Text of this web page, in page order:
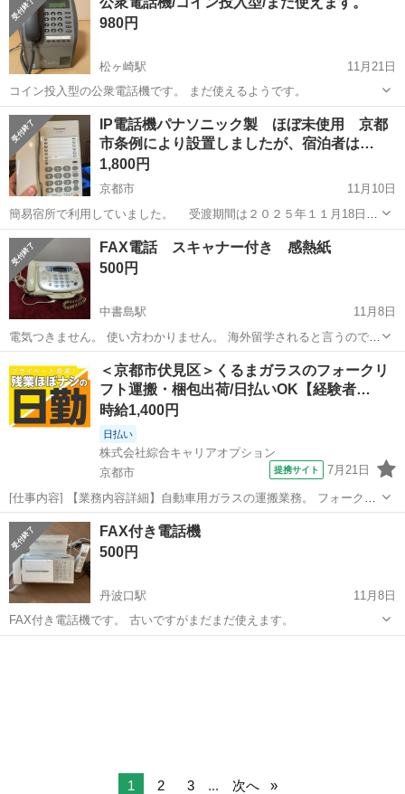
980円
松ヶ崎駅
11月21日
コイン投入型の公衆電話機です。 まだ使えるようです。
京都 京都市 松ヶ崎駅 電話、ＦＡＸ 公衆電話
IP電話機パナソニック製 ほぼ未使用 京都
市条例により設置しましたが、宿泊者は…
1,800円
京都市
11月10日
簡易宿所で利用していました。 受渡期間は２０２５年１１月18日か
ら１１月20日です。時刻は調整させて頂く可能性があります。 受渡場
所は南区東九条南松ノ木町で、河原町通りから路地入って10M程で
す。車両進入・駐車は往...
京都 京都市 電話、ＦＡＸ IP電話
FAX電話 スキャナー付き 感熱紙
500円
中書島駅
11月8日
電気つきません。 使い方わかりません。 海外留学されると言うので、
5000円で買い取りましたが、使う機会がなく出品します。 感熱紙代金
と基盤をバラして売れるらしいのですが、詳しい方どうぞよろしくお
願いします!
中書島駅 電話、ＦＡＸ
＜京都市伏見区＞くるまガラスのフォークリ
フト運搬・梱包出荷/日払いOK【経験者…
時給1,400円
日払い
株式会社綜合キャリアオプション
京都市
提携サイト 7月21日
[仕事内容] 【業務内容詳細】自動車用ガラスの運搬業務。 フォークリ
フトでの運搬(リーチカウンター)・梱包・出荷【取扱製品詳細】自動車
用ガラス 。＋お仕事探しはコンシェルスタッフにおまかせ＋。 あなた
のお仕事探しをしっか...
京都 京都市 工場
FAX付き電話機
500円
丹波口駅
11月8日
FAX付き電話機です。 古いですがまだまだ使えます。
1 2 3 ... 次へ